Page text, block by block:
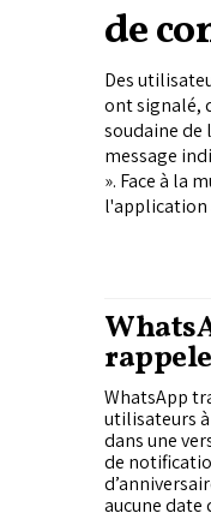
de
Des
ont signalé,
soudaine de
message
». Face à la
l'application
WhatsApp
utilisateurs
dans une
de
aucune date